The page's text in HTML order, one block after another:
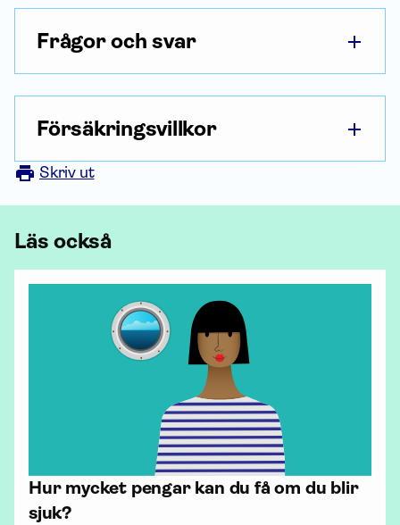
Frågor och svar
Försäkringsvillkor
Skriv ut
Läs också
Hur mycket pengar kan du få om du blir
sjuk?